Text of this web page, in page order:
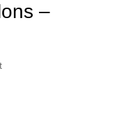
–